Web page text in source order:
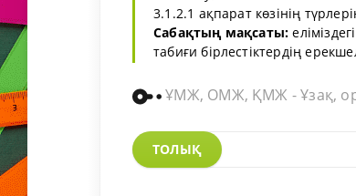
3.1.2.1 ақпарат көзінің
Сабақтың мақсаты:
табиғи бірлестіктердің
ҰМЖ, ОМЖ, ҚМЖ - Ұзақ,
ТОЛЫҚ